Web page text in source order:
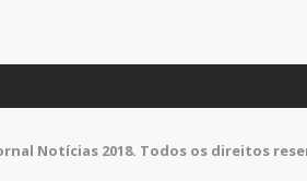
Notícias 2018. Todos os direitos